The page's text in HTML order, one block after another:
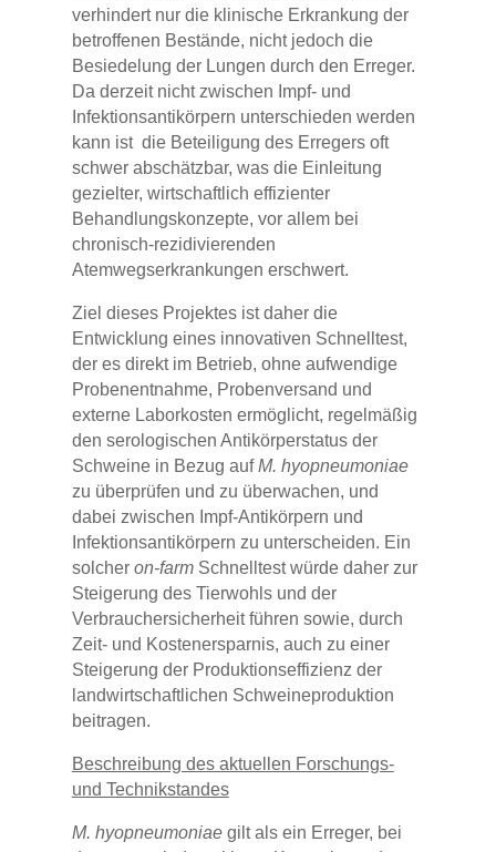
verhindert nur die klinische Erkrankung der
betroffenen Bestände, nicht jedoch die
Besiedelung der Lungen durch den Erreger.
Da derzeit nicht zwischen Impf- und
Infektionsantikörpern unterschieden werden
kann ist die Beteiligung des Erregers oft
schwer abschätzbar, was die Einleitung
gezielter, wirtschaftlich effizienter
Behandlungskonzepte, vor allem bei
chronisch-rezidivierenden
Atemwegserkrankungen erschwert.
Ziel dieses Projektes ist daher die
Entwicklung eines innovativen Schnelltest,
der es direkt im Betrieb, ohne aufwendige
Probenentnahme, Probenversand und
externe Laborkosten ermöglicht, regelmäßig
den serologischen Antikörperstatus der
Schweine in Bezug aufM. hyopneumoniae
zu überprüfen und zu überwachen, und
dabei zwischen Impf-Antikörpern und
Infektionsantikörpern zu unterscheiden. Ein
solcher on-farmSchnelltest würde daher zur
Steigerung des Tierwohls und der
Verbrauchersicherheit führen sowie, durch
Zeit- und Kostenersparnis, auch zu einer
Steigerung der Produktionseffizienz der
landwirtschaftlichen Schweineproduktion
beitragen.
Beschreibung des aktuellen Forschungs-
und Technikstandes
M. hyopneumoniae gilt als ein Erreger, bei